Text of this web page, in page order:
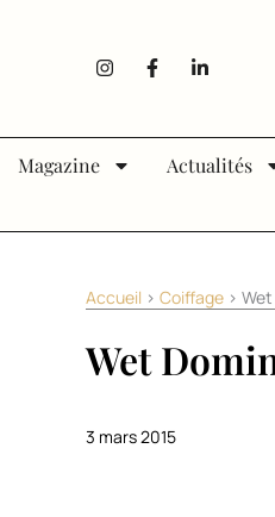
I
n
a
F
a
b
f
L
i
e
i
i
Magazine Actualités
Accueil > Coiffage > Wet
Wet
3 mars 2015